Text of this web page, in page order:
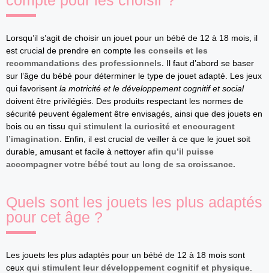
Lorsqu’il s’agit de choisir un jouet pour un bébé de 12 à 18 mois, il
est crucial de prendre en compte les conseils et les
recommandations des professionnels. Il faut d’abord se baser
sur l’âge du bébé pour déterminer le type de jouet adapté. Les jeux
qui favorisent la motricité et le développement cognitif et social
doivent être privilégiés. Des produits respectant les normes de
sécurité peuvent également être envisagés, ainsi que des jouets en
bois ou en tissu qui stimulent la curiosité et encouragent
l’imagination. Enfin, il est crucial de veiller à ce que le jouet soit
durable, amusant et facile à nettoyer afin qu’il puisse
accompagner votre bébé tout au long de sa croissance.
Quels sont les jouets les plus adaptés
pour cet âge ?
Les jouets les plus adaptés pour un bébé de 12 à 18 mois sont
ceux qui stimulent leur développement cognitif et physique